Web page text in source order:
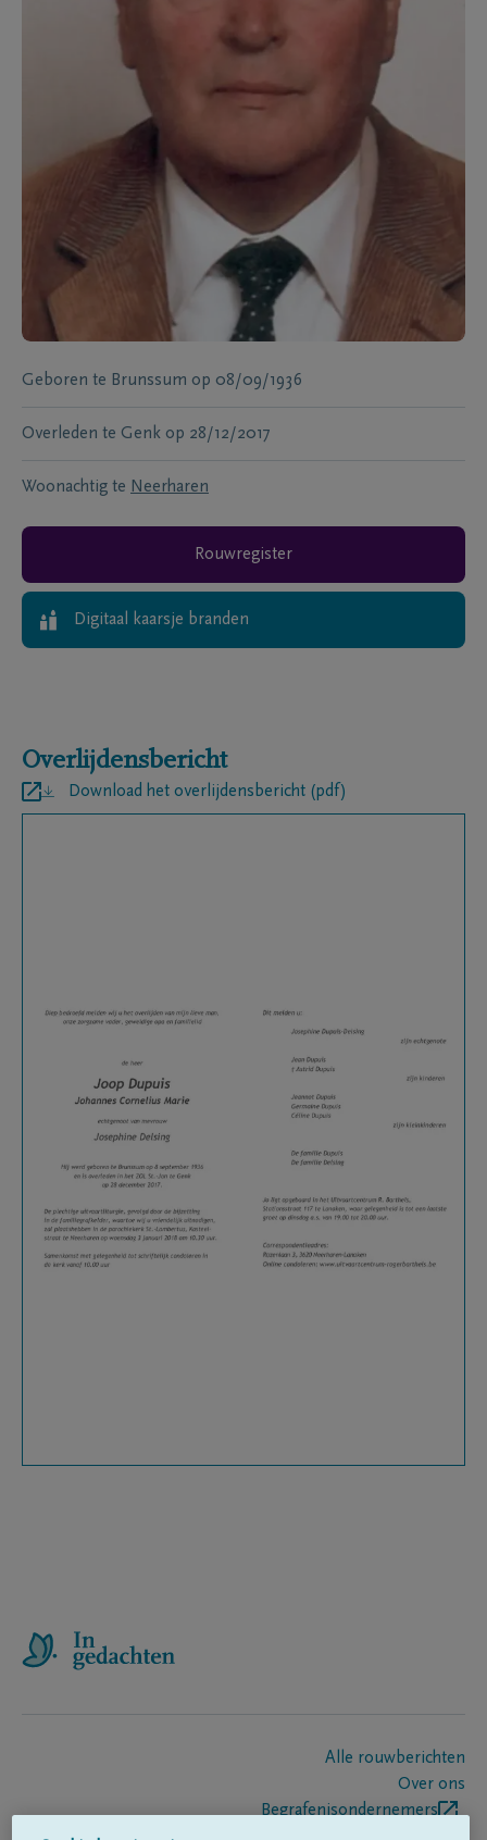
Geboren te Brunssum op 08/09/1936
Overleden te Genk op 28/12/2017
Woonachtig te Neerharen
Rouwregister
Digitaal kaarsje branden
Overlijdensbericht
Download het overlijdensbericht (pdf)
Alle rouwberichten
Over ons
Begrafenisondernemers